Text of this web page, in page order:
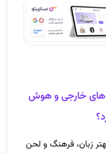
های خارجی و هوش
زبان، فرهنگ و لحن